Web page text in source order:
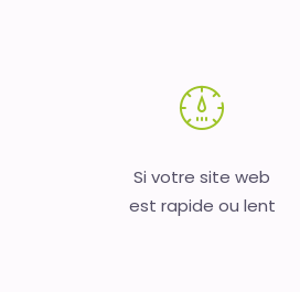
Si votre site web
est rapide ou lent